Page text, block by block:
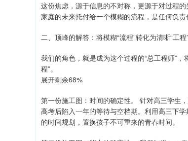
这份焦虑，源于信息的不对称，更源于对过程
家庭的未来托付给一个模糊的流程，是任何负责
二、顶峰的解答：将模糊“流程”转化为清晰“工程
我们的角色，就是成为这个过程的“总工程师”
程”。
展开剩余68%
第一份施工图：时间的确定性。 针对高三学生
高考后陷入一年的等待与空档期。利用高三下
的时间规划，置换孩子不可重来的青春时间。